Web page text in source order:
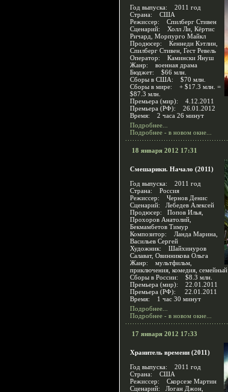
Год выпуска: 2011 год
Страна: США
Режиссер: Спилберг Стивен
Сценарий: Холл Ли, Кёртис
Ричард, Морпурго Майкл
Продюсер: Кеннеди Кэтлин,
Спилберг Стивен, Гест Ревель
Оператор: Камински Януш
Жанр: военная драма
Бюджет: $66 млн.
Сборы в США: $70 млн.
Сборы в мире: + $17.3 млн. =
$87.3 млн.
Премьера (мир): 4.12.2011
Премьера (РФ): 26.01.2012
Время: 2 часа 26 минут
Подробнее...
Подробнее - в новом окне...
18 января 2012 17:31
Смешарики. Начало (2011)
Год выпуска: 2011 год
Страна: Россия
Режиссер: Чернов Денис
Сценарий: Лебедев Алексей
Продюсер: Попов Илья,
Прохоров Анатолий,
Бекмамбетов Тимур
Композитор: Ланда Марина,
Васильев Сергей
Художник: Шайхинуров
Салават, Овинникова Ольга
Жанр: мультфильм,
приключения, комедия, семейный
Сборы в России: $8.3 млн.
Премьера (мир): 22.01.2011
Премьера (РФ): 22.01.2011
Время: 1 час 30 минут
Подробнее...
Подробнее - в новом окне...
17 января 2012 17:33
Хранитель времени (2011)
Год выпуска: 2011 год
Страна: США
Режиссер: Скорсезе Мартин
Сценарий: Логан Джон,